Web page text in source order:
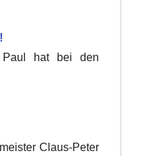
Paul hat bei den
Claus-Peter